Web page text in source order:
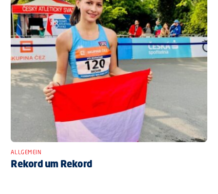
ALLGEMEIN
Rekord um Rekord